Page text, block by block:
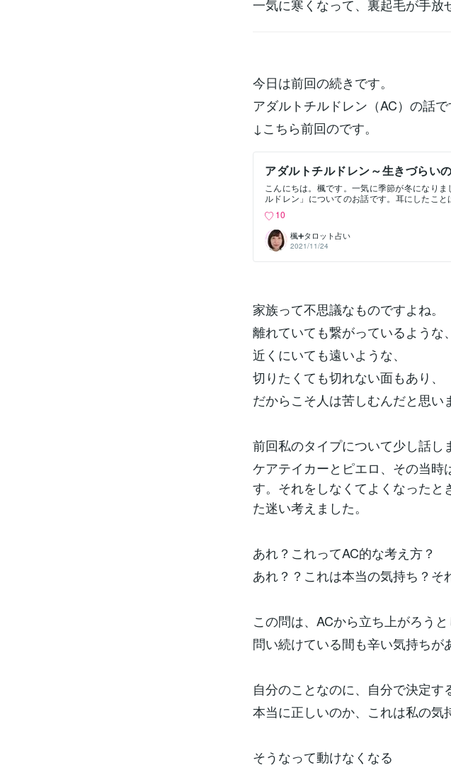
一気に寒くなって、裏起毛が手放
今日は前回の続きです。
アダルトチルドレン（AC）の話で
↓こちら前回のです。
アダルトチルドレン～生きづらい
ない～
こんにちは。楓です。一気に季節が冬になり
ルドレン」についてのお話です。耳にしたこ
る、というものです。ちょっとググっていただ
見つかります。大きく分けて５～６つのタイプ
アダルトチルドレンでした。ケアテイカーで
た。ケアテイカーは、ケアする人、ですね。 家
ような感じです。 両親が共働きだったので、
を感じた経験からこちらのサービスをはじめ
て、茶化して、場を繕って……そんなことをし
れてしまいますよね。私は自分がピエロだと気
離れることができました。そして、数年後実家
ない苦しさ…今にして思えば母と関係がおかし
えばその通りです。母のことは今でも大好きで
まれていくような感覚になります。母の目線で
るんですよ。でも一番大切なのは自分、私であ
した。大丈夫です。変われます。変えることが
10
楓➕タロット占い
2021/11/24
家族って不思議なものですよね。
離れていても繋がっているような、
近くにいても遠いような、
切りたくても切れない面もあり、
だからこそ人は苦しむんだと思い
前回私のタイプについて少し話し
ケアテイカーとピエロ、その当時
す。それをしなくてよくなったと
た迷い考えました。
あれ？これってAC的な考え方？
あれ？？これは本当の気持ち？そ
この問は、ACから立ち上がろう
問い続けている間も辛い気持ちが
自分のことなのに、自分で決定す
本当に正しいのか、これは私の気
そうなって動けなくなる